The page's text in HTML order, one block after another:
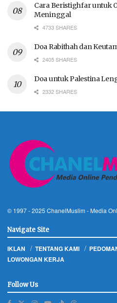
Cara Beristighfar untuk
Meninggal
4733 SHARES
Doa Rabithah dan
2405 SHARES
Doa untuk Palestina
2332 SHARES
© 1997 - 2025 ChanelMuslim - Media
Navigate Site
IKLAN TENTANG KAMI
LOWONGAN KERJA
Follow Us